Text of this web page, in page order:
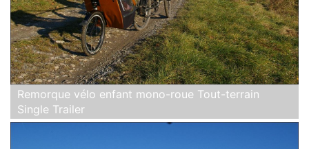
Remorque vélo enfant mono-roue Tout-terrain
Single Trailer